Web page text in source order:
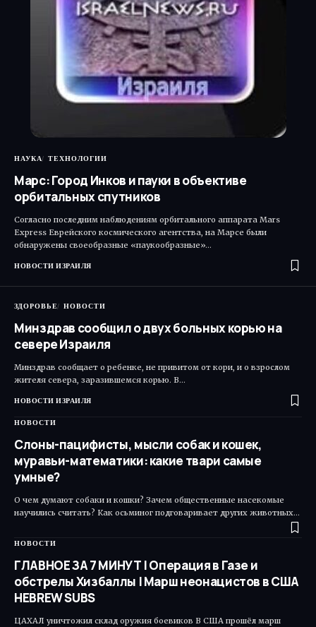
НАУКА ТЕХНОЛОГИИ
Марс: Город Инков и пауки в объективе
орбитальных спутников
Согласно последним наблюдениям орбитального аппарата Mars
Express Еврейского космического агентства, на Марсе были
обнаружены своеобразные «паукообразные»…
НОВОСТИ ИЗРАИЛЯ
ЗДОРОВЬЕ НОВОСТИ
Минздрав сообщил о двух больных корью на
севере Израиля
Минздрав сообщает о ребенке, не привитом от кори, и о взрослом
жителя севера, заразившемся корью. В…
НОВОСТИ ИЗРАИЛЯ
НОВОСТИ
Слоны-пацифисты, мысли собак и кошек,
муравьи-математики: какие твари самые
умные?
О чем думают собаки и кошки? Зачем общественные насекомые
научились считать? Как осьминог подговаривает других животных…
НОВОСТИ
ГЛАВНОЕ ЗА 7 МИНУТ | Операция в Газе и
обстрелы Хизбаллы | Марш неонацистов в США
HEBREW SUBS
ЦАХАЛ уничтожил склад оружия боевиков В США прошёл марш